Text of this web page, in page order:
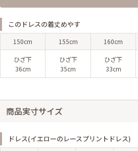
このドレスの着丈めやす
150cm 155cm 160cm
ひざ下
36cm
ひざ下
35cm
ひざ下
33cm
商品実寸サイズ
ドレス(イエローのレースプリントドレス)